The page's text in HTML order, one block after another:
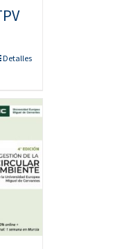
Detalles